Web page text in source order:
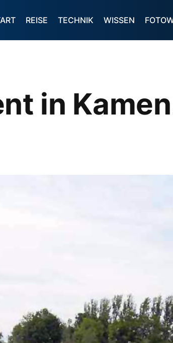
REISE TECHNIK WISSEN
in